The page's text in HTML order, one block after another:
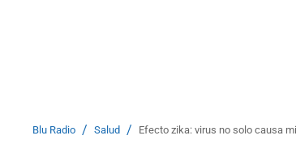
Blu Radio / Salud / Efecto zika: virus no solo causa